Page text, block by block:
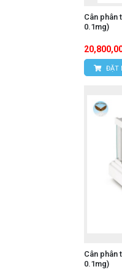
Cân phân
0.1mg)
ĐẶT
Cân phân
0.1mg)